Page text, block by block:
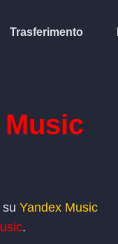
Trasferimento
Music
Yandex Music
.